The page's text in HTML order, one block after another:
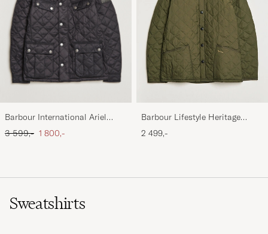
Barbour International Ariel
Quilted Jacket Black
Ordinær pris
3 599,- Nedsatt pris
1 800,-
Barbour Lifestyle Heritage
Liddesdale Jacket Olive
2 499,-
Sweatshirts